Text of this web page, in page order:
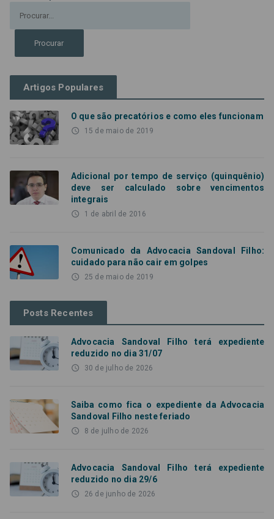
Artigos Populares
O que são precatórios e como eles funcionam
access_time 15 de maio de 2019
Adicional por tempo de serviço (quinquênio)
deve ser calculado sobre vencimentos
integrais
access_time 1 de abril de 2016
Comunicado da Advocacia Sandoval Filho:
cuidado para não cair em golpes
access_time 25 de maio de 2019
Posts Recentes
Advocacia Sandoval Filho terá expediente
reduzido no dia 31/07
access_time 30 de julho de 2026
Saiba como fica o expediente da Advocacia
Sandoval Filho neste feriado
access_time 8 de julho de 2026
Advocacia Sandoval Filho terá expediente
reduzido no dia 29/6
access_time 26 de junho de 2026